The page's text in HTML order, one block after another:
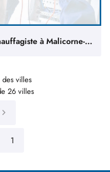
Chauffagiste à Malicorne-sur-Sarthe
villes
26villes